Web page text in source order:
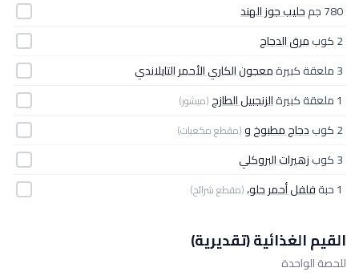
780 جم
حليب جوز الهند
2 كوب
مرق الدجاج
3 ملعقة كبيرة
معجون الكاري الأحمر التايلاندي
1 ملعقة كبيرة
الزنجبيل الطازج(مبشور)
2 كوب دجاج مطبوخ و(مقطع مكعبات)
3 كوب
زهيرات البروكلي
1 حبة
فلفل أحمر حلو،(مقطع شرائح)
القيم الغذائية (تقديرية)
للحصة الواحدة